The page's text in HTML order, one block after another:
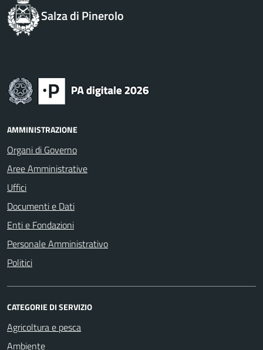
Salza di Pinerolo
AMMINISTRAZIONE
Organi di Governo
Aree Amministrative
Uffici
Documenti e Dati
Enti e Fondazioni
Personale Amministrativo
Politici
CATEGORIE DI SERVIZIO
Agricoltura e pesca
Ambiente